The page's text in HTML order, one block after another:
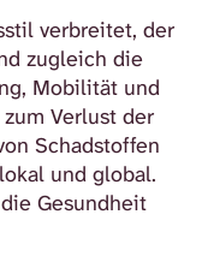
verbreitet, der
zugleich die
Mobilität und
Verlust der
Schadstoffen
und global.
Gesundheit